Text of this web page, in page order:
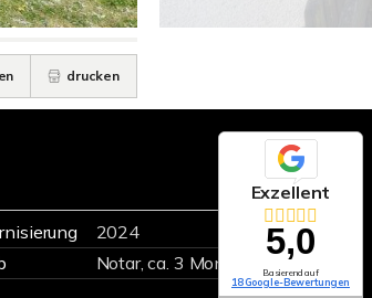
drucken
2024
Notar, ca. 3 Monate
Exzellent
5,0
Basierend auf
18 Google-Bewertungen